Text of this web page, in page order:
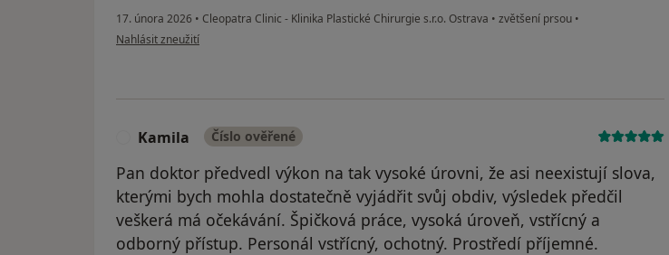
17. února 2026 • Cleopatra Clinic - Klinika Plastické Chirurgie s.r.o. Ostrava • zvětšení prsou •
podle názoru uživatele Alexandra Vránová
Nahlásit zneužití
Kamila Číslo ověřené
Pan doktor předvedl výkon na tak vysoké úrovni, že asi neexistují slova,
kterými bych mohla dostatečně vyjádřit svůj obdiv, výsledek předčil
veškerá má očekávání. Špičková práce, vysoká úroveň, vstřícný a
odborný přístup. Personál vstřícný, ochotný. Prostředí příjemné.